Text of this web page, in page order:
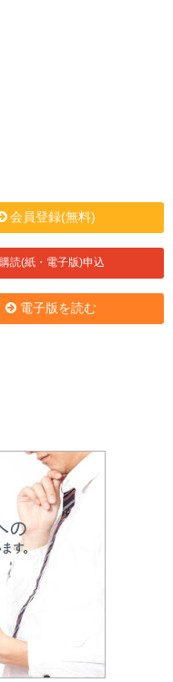
会員登録(無料)
購読(紙・電子版)申込
電子版を読む